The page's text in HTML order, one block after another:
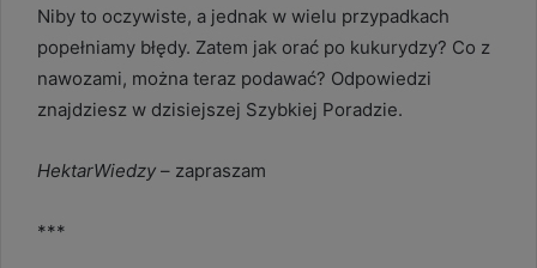
Niby to oczywiste, a jednak w wielu przypadkach
popełniamy błędy. Zatem jak orać po kukurydzy? Co z
nawozami, można teraz podawać? Odpowiedzi
znajdziesz w dzisiejszej Szybkiej Poradzie.
HektarWiedzy – zapraszam
***